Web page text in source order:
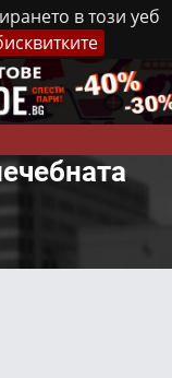
в този уеб
Контакти